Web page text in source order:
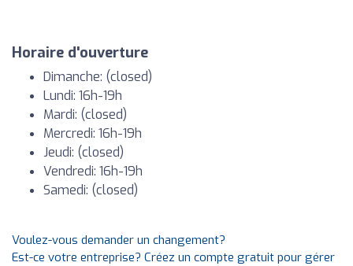
Horaire d'ouverture
Dimanche: (closed)
Lundi: 16h-19h
Mardi: (closed)
Mercredi: 16h-19h
Jeudi: (closed)
Vendredi: 16h-19h
Samedi: (closed)
Voulez-vous demander un changement?
Est-ce votre entreprise? Créez un compte gratuit pour gérer